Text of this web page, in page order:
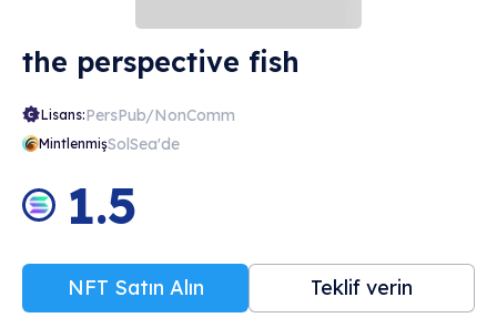
the perspective fish
Lisans:PersPub/NonComm
MintlenmişSolSea'de
1.5
NFT Satın Alın Teklif verin